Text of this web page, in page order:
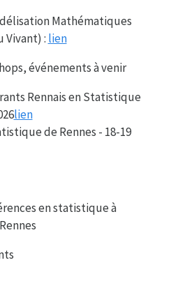
Mathématiques
Vivant) : lien
événements à venir
Rennais en Statistique
lien
de Rennes - 18-19
en statistique à